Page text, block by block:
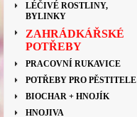
LÉČIVÉ ROSTLINY,
BYLINKY
ZAHRÁDKÁŘSKÉ
POTŘEBY
PRACOVNÍ RUKAVICE
POTŘEBY PRO PĚSTITELE
BIOCHAR + HNOJÍK
HNOJIVA